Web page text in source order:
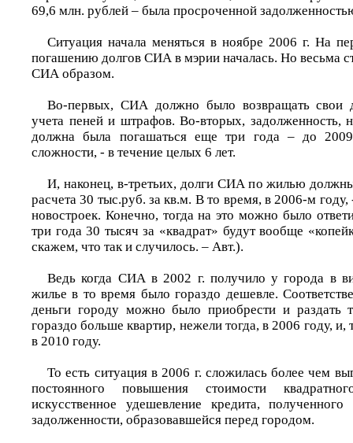
69,6 млн. рублей – была просроченной
Ситуация начала меняться в ноябре 2006 г. На
погашению долгов СИА в мэрии началась. Но весьма
СИА образом.
Во-первых, СИА должно было возвращать свои
учета пеней и штрафов. Во-вторых, задолженность,
должна была погашаться еще три года – до
сложности, - в течение целых 6 лет.
И, наконец, в-третьих, долги СИА по жилью
расчета 30 тыс.руб. за кв.м. В то время, в 2006-м
новостроек. Конечно, тогда на это можно было
три года 30 тысяч за «квадрат» будут вообще
скажем, что так и случилось. – Авт.).
Ведь когда СИА в 2002 г. получило у города в
жилье в то время было гораздо дешевле.
деньги городу можно было приобрести и раздать
гораздо больше квартир, нежели тогда, в 2006 году,
в 2010 году.
То есть ситуация в 2006 г. сложилась более чем
постоянного повышения стоимости
искусственное удешевление кредита,
задолженности, образовавшейся перед городом.